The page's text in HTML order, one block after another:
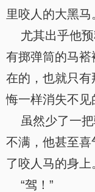
里咬人的大黑马
尤其出乎他预
有掷弹筒的马
在的，也就只有
悔一样消失不见
虽然少了一把
不满，他甚至
了咬人马的身上
“驾！”